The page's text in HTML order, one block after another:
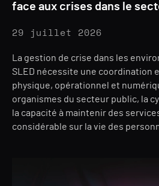
face aux crises dans le
29 juillet 2026
La gestion de crise dans les
SLED nécessite une coordination
physique, opérationnel et
organismes du secteur public, la
la capacité à maintenir des
considérable sur la vie des